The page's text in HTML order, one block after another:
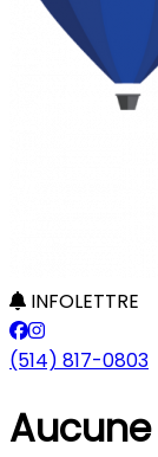
INFOLETTRE
(514) 817-0803